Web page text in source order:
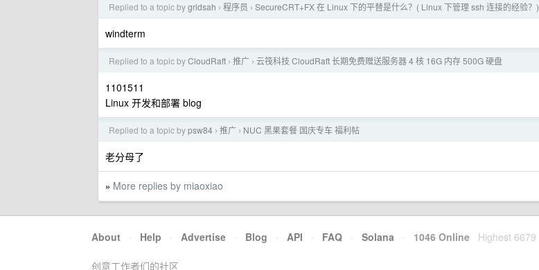
Replied to a topic bygridsah › 程序员 › SecureCRT+FX 在 Linux 下的平替是什么？( Linux 下管理 ssh 连接的经验？)
windterm
Replied to a topic byCloudRaft › 推广 › 云筏科技 CloudRaft 长期免费赠送服务器 4 核 16G 内存 500G 硬盘
1101511
Linux 开发和部署 blog
Replied to a topic bypsw84 › 推广 › NUC 黑果套餐 国庆专车 福利帖
老分母了
» More replies by miaoxiao
About · Help · Advertise · Blog · API · FAQ · Solana · 1046 Online Highest 6679
创意工作者们的社区